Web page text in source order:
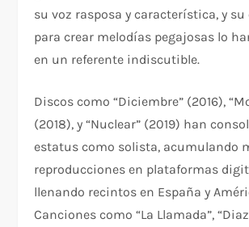
su voz rasposa y característica, y su
para crear melodías pegajosas lo
en un referente indiscutible.
Discos como “Diciembre” (2016),
(2018), y “Nuclear” (2019) han
estatus como solista, acumulando
reproducciones en plataformas
llenando recintos en España y
Canciones como “La Llamada”,